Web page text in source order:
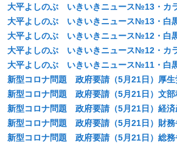
大平よしのぶ いきいきニュース№13・カ
大平よしのぶ いきいきニュース№13・白
大平よしのぶ いきいきニュース№12・白
大平よしのぶ いきいきニュース№12・カ
大平よしのぶ いきいきニュース№11・白
新型コロナ問題 政府要請（5月21日）厚生
新型コロナ問題 政府要請（5月21日）文部
新型コロナ問題 政府要請（5月21日）経済
新型コロナ問題 政府要請（5月21日）財務
新型コロナ問題 政府要請（5月21日）総務